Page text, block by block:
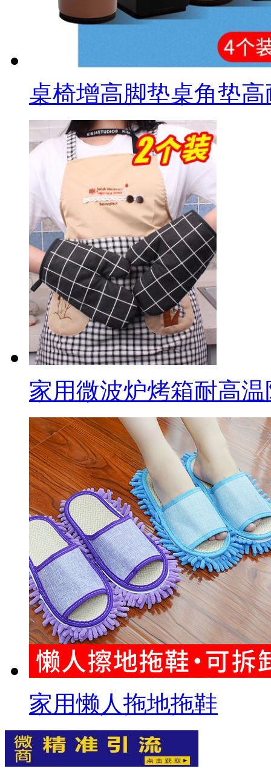
桌椅增高脚垫桌角垫
家用微波炉烤箱耐高
家用懒人拖地拖鞋